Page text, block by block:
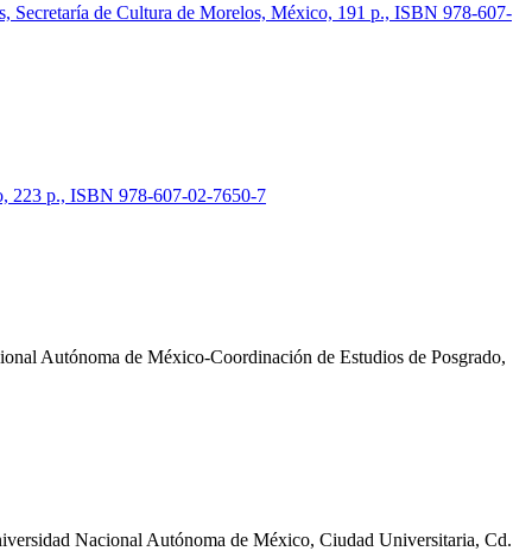
de Cultura de Morelos, México, 191 p., ISBN 978-607-
223 p., ISBN 978-607-02-7650-7
Autónoma de México-Coordinación de Estudios de Posgrado,
Nacional Autónoma de México, Ciudad Universitaria, Cd.